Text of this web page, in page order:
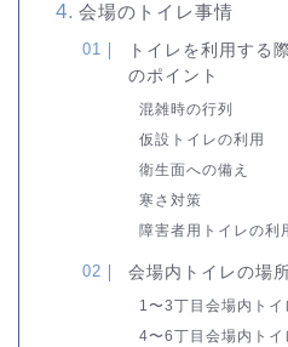
会場のトイレ事情
トイレを利用する
のポイント
混雑時の行列
仮設トイレの利用
衛生面への備え
寒さ対策
障害者用トイレの利
会場内トイレの場
1〜3丁目会場内トイ
4〜6丁目会場内トイ